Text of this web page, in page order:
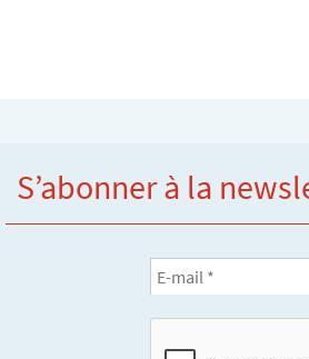
S’abonner à la